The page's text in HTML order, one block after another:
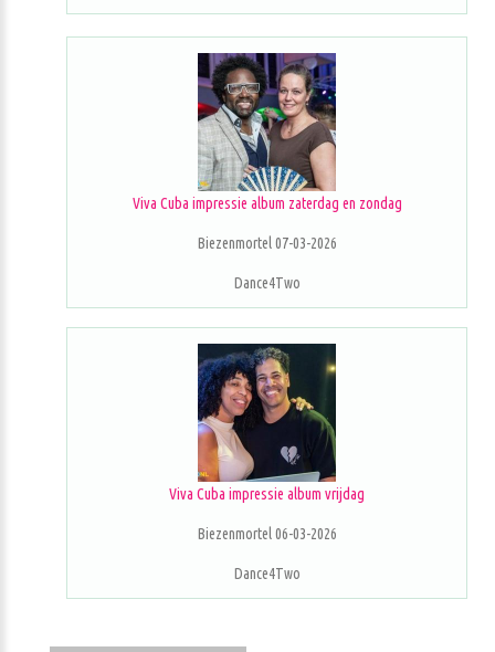
Viva Cuba impressie album zaterdag en zondag
Biezenmortel 07-03-2026
Dance4Two
Viva Cuba impressie album vrijdag
Biezenmortel 06-03-2026
Dance4Two